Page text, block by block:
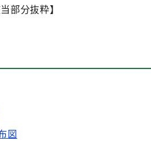
部分抜粋】
図